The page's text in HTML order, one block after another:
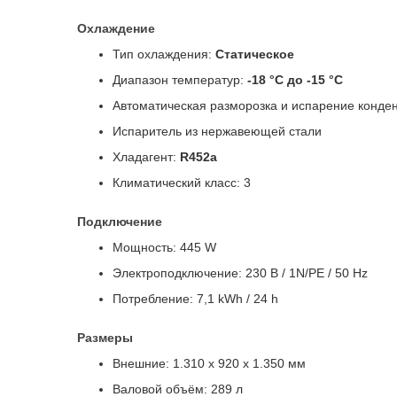
Охлаждение
Тип охлаждения: Статическое
Диапазон температур: -18 °C до -15 °C
Автоматическая разморозка и испарение
Испаритель из нержавеющей стали
Хладагент: R452a
Климатический класс: 3
Подключение
Мощность: 445 W
Электроподключение: 230 В / 1N/PE / 50 Hz
Потребление: 7,1 kWh / 24 h
Размеры
Внешние: 1.310 x 920 x 1.350 мм
Валовой объём: 289 л